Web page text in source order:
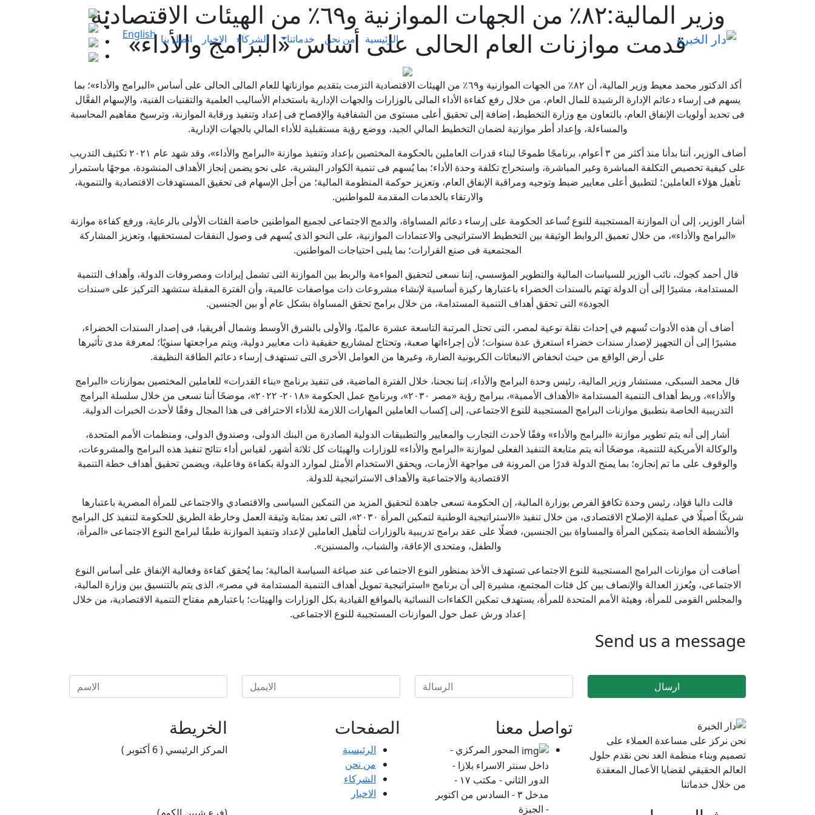
الرئيسية من نحن خدماتنا الشركاء الاخبار اتصل بنا English
وزير المالية:٨٢٪ من الجهات الموازنية و٦٩٪ من الهيئات الاقتصادية
قدمت موازنات العام الحالى على أساس «البرامج والأداء»
أكد الدكتور محمد معيط وزير المالية، أن ٨٢٪ من الجهات الموازنية و٦٩٪ من الهيئات الاقتصادية التزمت بتقديم موازناتها للعام المالى الحالى على أساس «البرامج والأداء»؛ بما
يسهم فى إرساء دعائم الإدارة الرشيدة للمال العام، من خلال رفع كفاءة الأداء المالى بالوزارات والجهات الإدارية باستخدام الأساليب العلمية والتقنيات الفنية، والإسهام الفعَّال
فى تحديد أولويات الإنفاق العام، بالتعاون مع وزارة التخطيط، إضافة إلى تحقيق أعلى مستوى من الشفافية والإفصاح فى إعداد وتنفيذ ورقابة الموازنة، وترسيخ مفاهيم المحاسبة
والمساءلة، وإعداد أطر موازنية لضمان التخطيط المالي الجيد، ووضع رؤية مستقبلية للأداء المالي بالجهات الإدارية.
أضاف الوزير، أننا بدأنا منذ أكثر من ٣ أعوام، برنامجًا طموحًا لبناء قدرات العاملين بالحكومة المختصين بإعداد وتنفيذ موازنة «البرامج والأداء»، وقد شهد عام ٢٠٢١ تكثيف التدريب
على كيفية تخصيص التكلفة المباشرة وغير المباشرة، واستخراج تكلفة وحدة الأداء؛ بما يُسهم فى تنمية الكوادر البشرية، على نحو يضمن إنجاز الأهداف المنشودة، موجهًا باستمرار
تأهيل هؤلاء العاملين؛ لتطبيق أعلى معايير ضبط وتوجيه ومراقبة الإنفاق العام، وتعزيز حوكمة المنظومة المالية؛ من أجل الإسهام فى تحقيق المستهدفات الاقتصادية والتنموية،
والارتقاء بالخدمات المقدمة للمواطنين.
أشار الوزير، إلى أن الموازنة المستجيبة للنوع تُساعد الحكومة على إرساء دعائم المساواة، والدمج الاجتماعى لجميع المواطنين خاصة الفئات الأولى بالرعاية، ورفع كفاءة موازنة
«البرامج والأداء»، من خلال تعميق الروابط الوثيقة بين التخطيط الاستراتيجى والاعتمادات الموازنية، على النحو الذى يُسهم فى وصول النفقات لمستحقيها، وتعزيز المشاركة
المجتمعية فى صنع القرارات؛ بما يلبى احتياجات المواطنين.
قال أحمد كجوك، نائب الوزير للسياسات المالية والتطوير المؤسسي، إننا نسعى لتحقيق المواءمة والربط بين الموازنة التى تشمل إيرادات ومصروفات الدولة، وأهداف التنمية
المستدامة، مشيرًا إلى أن الدولة تهتم بالسندات الخضراء باعتبارها ركيزة أساسية لإنشاء مشروعات ذات مواصفات عالمية، وأن الفترة المقبلة ستشهد التركيز على «سندات
الجودة» التى تحقق أهداف التنمية المستدامة، من خلال برامج تحقق المساواة بشكل عام أو بين الجنسين.
أضاف أن هذه الأدوات تُسهم في إحداث نقلة نوعية لمصر، التى تحتل المرتبة التاسعة عشرة عالميًا، والأولى بالشرق الأوسط وشمال أفريقيا، فى إصدار السندات الخضراء،
مشيرًا إلى أن التجهيز لإصدار سندات خضراء استغرق عدة سنوات؛ لأن إجراءاتها صعبة، وتحتاج لمشاريع حقيقية ذات معايير دولية، ويتم مراجعتها سنويًا؛ لمعرفة مدى تأثيرها
على أرض الواقع من حيث انخفاض الانبعاثات الكربونية الضارة، وغيرها من العوامل الأخرى التى تستهدف إرساء دعائم الطاقة النظيفة.
قال محمد السبكى، مستشار وزير المالية، رئيس وحدة البرامج والأداء، إننا نجحنا، خلال الفترة الماضية، فى تنفيذ برنامج «بناء القدرات» للعاملين المختصين بموازنات «البرامج
والأداء»، وربط أهداف التنمية المستدامة «الأهداف الأممية»، ببرامج رؤية «مصر ٢٠٣٠»، وبرنامج عمل الحكومة «٢٠١٨- ٢٠٢٢»، موضحًا أننا نسعى من خلال سلسلة البرامج
التدريبية الخاصة بتطبيق موازنات البرامج المستجيبة للنوع الاجتماعى، إلى إكساب العاملين المهارات اللازمة للأداء الاحترافى فى هذا المجال وفقًا لأحدث الخبرات الدولية.
أشار إلى أنه يتم تطوير موازنة «البرامج والأداء» وفقًا لأحدث التجارب والمعايير والتطبيقات الدولية الصادرة من البنك الدولى، وصندوق الدولى، ومنظمات الأمم المتحدة،
والوكالة الأمريكية للتنمية، موضحًا أنه يتم متابعة التنفيذ الفعلى لموازنة «البرامج والأداء» للوزارات والهيئات كل ثلاثة أشهر، لقياس أداء نتائج تنفيذ هذه البرامج والمشروعات،
والوقوف على ما تم إنجازه؛ بما يمنح الدولة قدرًا من المرونة فى مواجهة الأزمات، ويحقق الاستخدام الأمثل لموارد الدولة بكفاءة وفاعلية، ويضمن تحقيق أهداف خطة التنمية
الاقتصادية والاجتماعية والأهداف الاستراتيجية للدولة.
قالت داليا فؤاد، رئيس وحدة تكافؤ الفرص بوزارة المالية، إن الحكومة تسعى جاهدة لتحقيق المزيد من التمكين السياسى والاقتصادي والاجتماعى للمرأة المصرية باعتبارها
شريكًا أصيلًا في عملية الإصلاح الاقتصادى، من خلال تنفيذ «الاستراتيجية الوطنية لتمكين المرأة ٢٠٣٠»، التى تعد بمثابة وثيقة العمل وخارطة الطريق للحكومة لتنفيذ كل البرامج
والأنشطة الخاصة بتمكين المرأة والمساواة بين الجنسين، فضلًا على عقد برامج تدريبية بالوزارات لتأهيل العاملين لإعداد وتنفيذ الموازنة طبقًا لبرامج النوع الاجتماعى «المرأة،
والطفل، ومتحدى الإعاقة، والشباب، والمسنين».
أضافت أن موازنات البرامج المستجيبة للنوع الاجتماعى تستهدف الأخذ بمنظور النوع الاجتماعى عند صياغة السياسة المالية؛ بما يُحقق كفاءة وفعالية الإنفاق على أساس النوع
الاجتماعى، ويُعزز العدالة والإنصاف بين كل فئات المجتمع، مشيرة إلى أن برنامج «استراتيجية تمويل أهداف التنمية المستدامة في مصر»، الذى يتم بالتنسيق بين وزارة المالية،
والمجلس القومى للمرأة، وهيئة الأمم المتحدة للمرأة، يستهدف تمكين الكفاءات النسائية بالمواقع القيادية بكل الوزارات والهيئات؛ باعتبارهم مفتاح التنمية الاقتصادية، من خلال
إعداد ورش عمل حول الموازنات المستجيبة للنوع الاجتماعى.
Send us a message
نحن نركز على مساعدة العملاء على
تصميم وبناء منظمة الغد نحن نقدم حلول
العالم الحقيقي لقضايا الأعمال المعقدة
من خلال خدماتنا
تواصل معنا
المحور المركزي -
داخل سنتر الاسراء بلازا -
الدور الثاني - مكتب ١٧ -
مدخل ٣ - السادس من اكتوبر
- الجيزة
الصفحات
الرئيسية
من نحن
الشركاء
الاخبار
الخريطة
المركز الرئيسي ( 6 أكتوبر )